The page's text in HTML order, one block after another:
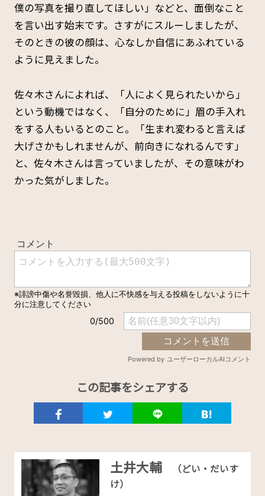
僕の写真を撮り直してほしい」などと、面倒なこと
を言い出す始末です。さすがにスルーしましたが、
そのときの彼の顔は、心なしか自信にあふれている
ように見えました。
佐々木さんによれば、「人によく見られたいから」
という動機ではなく、「自分のために」眉の手入れ
をする人もいるとのこと。「生まれ変わると言えば
大げさかもしれませんが、前向きになれるんです」
と、佐々木さんは言っていましたが、その意味がわ
かった気がしました。
この記事をシェアする
土井大輔
（どい・だいす
け）